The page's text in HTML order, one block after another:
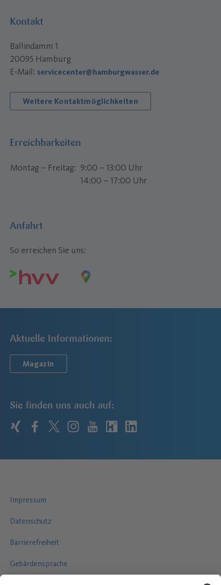
Kontakt
Ballindamm 1
20095 Hamburg
E-Mail: servicecenter@hamburgwasser.de
Weitere Kontaktmöglichkeiten
Erreichbarkeiten
Montag – Freitag
9:00 – 13:00 Uhr
14:00 – 17:00 Uhr
Anfahrt
So erreichen Sie uns:
Aktuelle Informationen:
Magazin
Sie finden uns auch auf:
xingfacebook
twitter
instagram
youtube
kununulinkedin
Impressum
Datenschutz
Barrierefreiheit
Gebärdensprache